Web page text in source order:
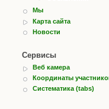
Мы
Карта сайта
Новости
Сервисы
Веб камера
Координаты
Систематика (tabs)